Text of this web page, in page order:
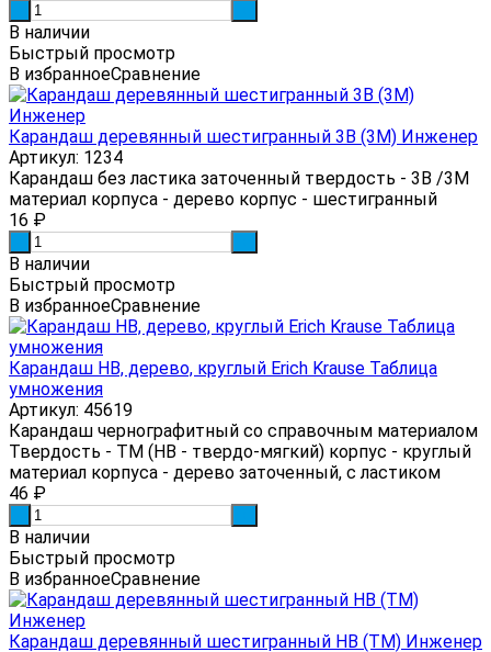
В наличии
Быстрый просмотр
В избранноеСравнение
Карандаш деревянный шестигранный 3B (3М) Инженер
Артикул: 1234
Карандаш без ластика заточенный твердость - 3B /3М
материал корпуса - дерево корпус - шестигранный
16 ₽
В наличии
Быстрый просмотр
В избранноеСравнение
Карандаш HB, дерево, круглый Erich Krause Таблица
умножения
Артикул: 45619
Карандаш чернографитный со справочным материалом
Твердость - ТМ (НВ - твердо-мягкий) корпус - круглый
материал корпуса - дерево заточенный, с ластиком
46 ₽
В наличии
Быстрый просмотр
В избранноеСравнение
Карандаш деревянный шестигранный НВ (ТМ) Инженер